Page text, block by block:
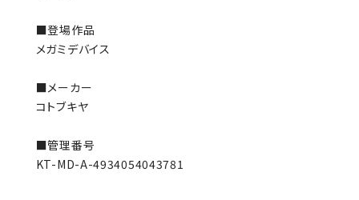
■登場作品
メガミデバイス
■メーカー
コトブキヤ
■管理番号
KT-MD-A-4934054043781